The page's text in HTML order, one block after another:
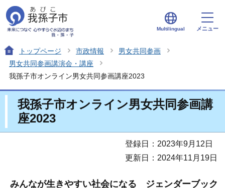
Multilingual メニュー
トップページ 市政情報
男女共同参画
男女共同参画講演会・講座
我孫子市オンライン男女共同参画講座2023
我孫子市オンライン男女共同参画講
座2023
登録日：2023年9月12日
更新日：2024年11月19日
みんなが生きやすい社会になる ジェンダーブック